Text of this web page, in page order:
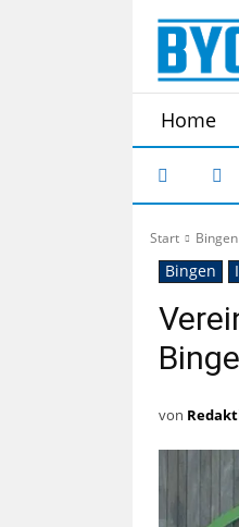
Home
Start Bingen
Bingen
von